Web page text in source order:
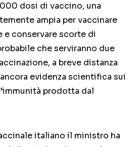
dosi di vaccino, una
ampia per vaccinare
e conservare scorte di
che serviranno due
a breve distanza
evidenza scientifica sui
prodotta dal
italiano il ministro ha